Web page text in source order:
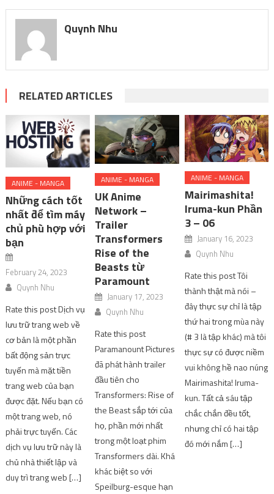
Quynh Nhu
RELATED ARTICLES
ANIME - MANGA
Những cách tốt
nhất để tìm máy
chủ phù hợp với
bạn
February 24, 2023
Quynh Nhu
Rate this post Dịch vụ
lưu trữ trang web về
cơ bản là một phần
bất động sản trực
tuyến mà mặt tiền
trang web của bạn
được đặt. Nếu bạn có
một trang web, nó
phải trực tuyến. Các
dịch vụ lưu trữ này là
chủ nhà thiết lập và
duy trì trang web […]
ANIME - MANGA
UK Anime
Network –
Trailer
Transformers
Rise of the
Beasts từ
Paramount
January 17, 2023
Quynh Nhu
Rate this post
Paramanount Pictures
đã phát hành trailer
đầu tiên cho
Transformers: Rise of
the Beast sắp tới của
họ, phần mới nhất
trong một loạt phim
Transformers dài. Khá
khác biệt so với
Speilburg-esque hạn
ANIME - MANGA
Mairimashita!
Iruma-kun Phần
3 – 06
January 16, 2023
Quynh Nhu
Rate this post Tôi
thành thật mà nói –
đây thực sự chỉ là tập
thứ hai trong mùa này
(# 3 là tập khác) mà tôi
thực sự có được niềm
vui không hề nao núng
Mairimashita! Iruma-
kun. Tất cả sáu tập
chắc chắn đều tốt,
nhưng chỉ có hai tập
đó mới nắm […]